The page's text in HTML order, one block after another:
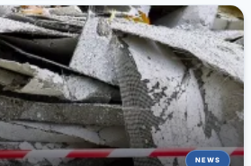
NEWS